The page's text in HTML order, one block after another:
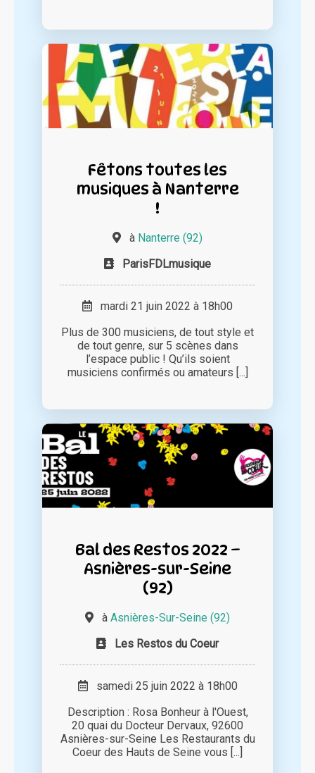
Fêtons toutes les
musiques à Nanterre
!
à Nanterre (92)
ParisFDLmusique
mardi 21 juin 2022 à 18h00
Plus de 300 musiciens, de tout style et
de tout genre, sur 5 scènes dans
l’espace public ! Qu’ils soient
musiciens confirmés ou amateurs [...]
Bal des Restos 2022 –
Asnières-sur-Seine
(92)
à Asnières-Sur-Seine (92)
Les Restos du Coeur
samedi 25 juin 2022 à 18h00
Description : Rosa Bonheur à l'Ouest,
20 quai du Docteur Dervaux, 92600
Asnières-sur-Seine Les Restaurants du
Coeur des Hauts de Seine vous [...]